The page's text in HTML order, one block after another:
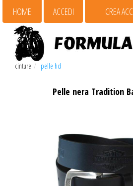
HOME ACCEDI CREA
cinture pelle hd
Pelle nera Tradition